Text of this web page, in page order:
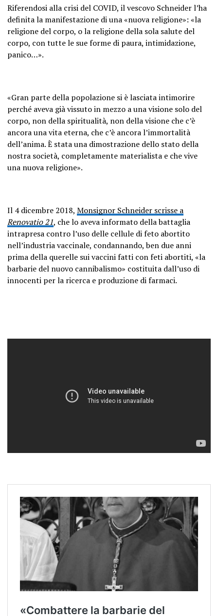
Riferendosi alla crisi del COVID, il vescovo Schneider l’ha
definita la manifestazione di una «nuova religione»: «la
religione del corpo, o la religione della sola salute del
corpo, con tutte le sue forme di paura, intimidazione,
panico…».
«Gran parte della popolazione si è lasciata intimorire
perché aveva già vissuto in mezzo a una visione solo del
corpo, non della spiritualità, non della visione che c’è
ancora una vita eterna, che c’è ancora l’immortalità
dell’anima. È stata una dimostrazione dello stato della
nostra società, completamente materialista e che vive
una nuova religione».
Il 4 dicembre 2018, Monsignor Schneider scrisse a
Renovatio 21, che lo aveva informato della battaglia
intrapresa contro l’uso delle cellule di feto abortito
nell’industria vaccinale, condannando, ben due anni
prima della querelle sui vaccini fatti con feti abortiti, «la
barbarie del nuovo cannibalismo» costituita dall’uso di
innocenti per la ricerca e produzione di farmaci.